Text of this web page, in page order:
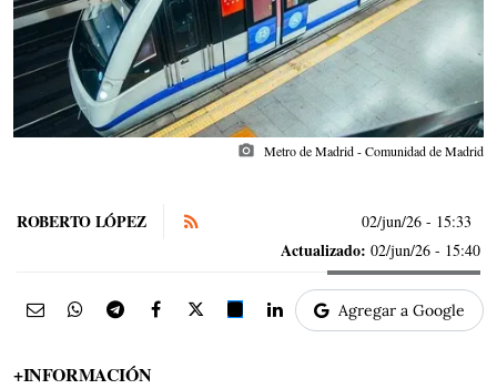
photo_camera Metro de Madrid - Comunidad de Madrid
ROBERTO LÓPEZ 02/jun/26 - 15:33
Actualizado: 02/jun/26 - 15:40
Agregar a Google
+INFORMACIÓN